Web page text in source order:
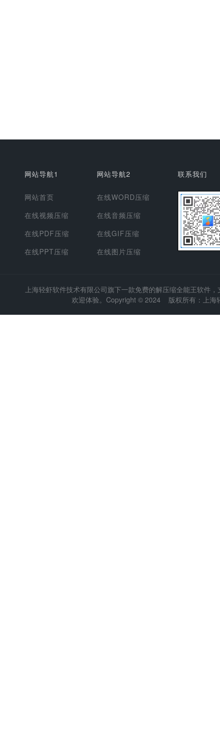
网站导航1
网站首页
在线视频压缩
在线PDF压缩
在线PPT压缩
网站导航2
在线WORD压缩
在线音频压缩
在线GIF压缩
在线图片压缩
联系我们
上海轻虾软件技术有限公司旗下一款免费的解压缩全能王软件
欢迎体验。Copyright © 2024 版权所有：上